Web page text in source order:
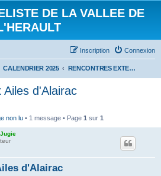
DE LA VALLEE DE
Connexion
Inscription
CALENDRIER 2025 RENCONTRES EXTERIEURES 2025
d'Alairac
non lu • 1 message • Page 1 sur 1
d'Alairac